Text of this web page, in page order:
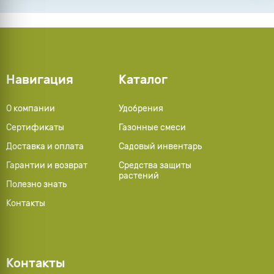
Навигация
О компании
Сертификаты
Доставка и оплата
Гарантии и возврат
Полезно знать
Контакты
Каталог
Удобрения
Газонные смеси
Садовый инвентарь
Средства защиты
растений
Контакты